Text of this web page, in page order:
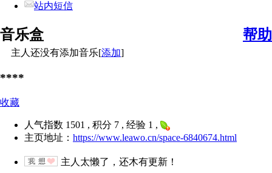
站内短信
帮助
音乐盒
主人还没有添加音乐[添加]
****
收藏
人气指数 1501 , 积分 7 , 经验 1 ,
主页地址： https://www.leawo.cn/space-6840674.html
主人太懒了，还木有更新！